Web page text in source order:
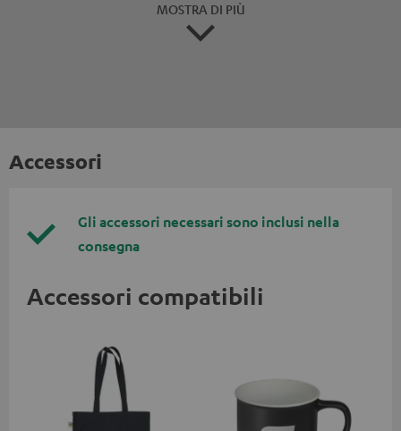
MOSTRA DI PIÙ
Accessori
Gli accessori necessari sono inclusi nella
consegna
Accessori compatibili